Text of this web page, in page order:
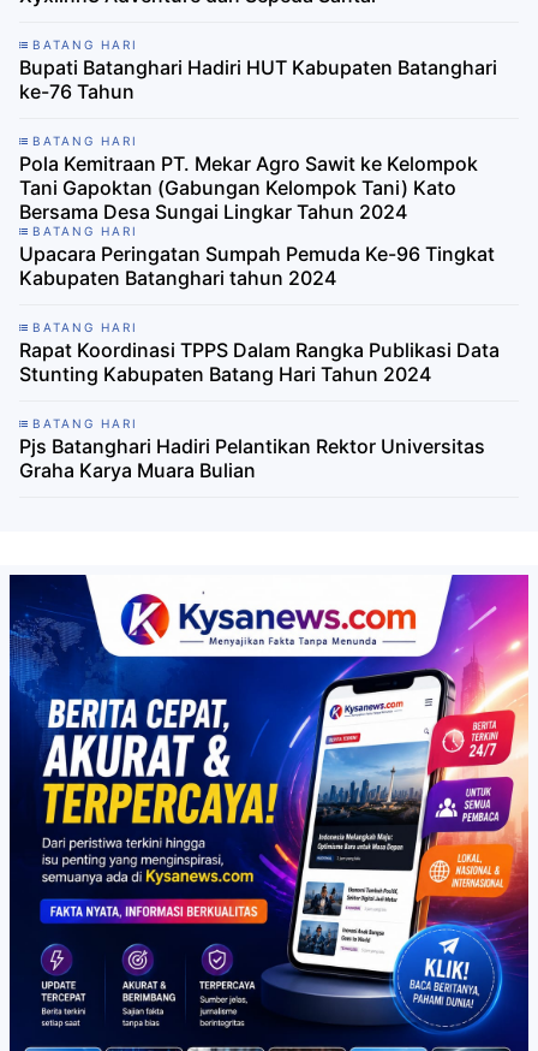
BATANG HARI
Bupati Batanghari Hadiri HUT Kabupaten Batanghari
ke-76 Tahun
BATANG HARI
Pola Kemitraan PT. Mekar Agro Sawit ke Kelompok
Tani Gapoktan (Gabungan Kelompok Tani) Kato
Bersama Desa Sungai Lingkar Tahun 2024
BATANG HARI
Upacara Peringatan Sumpah Pemuda Ke-96 Tingkat
Kabupaten Batanghari tahun 2024
BATANG HARI
Rapat Koordinasi TPPS Dalam Rangka Publikasi Data
Stunting Kabupaten Batang Hari Tahun 2024
BATANG HARI
Pjs Batanghari Hadiri Pelantikan Rektor Universitas
Graha Karya Muara Bulian